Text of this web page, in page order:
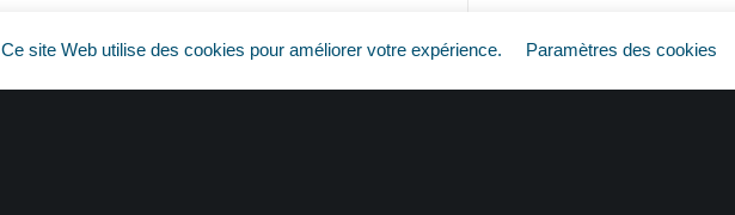
Plus de permis = plus de travail ?
Ce site Web utilise des cookies pour améliorer votre expérience. Paramètres des cookies